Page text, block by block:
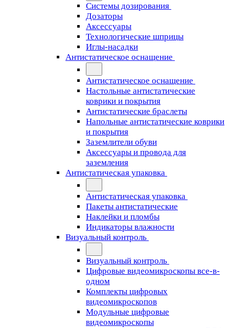
Системы дозирования
Дозаторы
Аксессуары
Технологические шприцы
Иглы-насадки
Антистатическое оснащение
Антистатическое оснащение
Настольные антистатические
коврики и покрытия
Антистатические браслеты
Напольные антистатические коврики
и покрытия
Заземлители обуви
Аксессуары и провода для
заземления
Антистатическая упаковка
Антистатическая упаковка
Пакеты антистатические
Наклейки и пломбы
Индикаторы влажности
Визуальный контроль
Визуальный контроль
Цифровые видеомикроскопы все-в-
одном
Комплекты цифровых
видеомикроскопов
Модульные цифровые
видеомикроскопы